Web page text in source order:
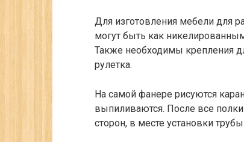
Для изготовления мебели для
могут быть как
Также необходимы крепления
рулетка.
На самой фанере рисуются
выпиливаются. После все
сторон, в месте установки трубы.